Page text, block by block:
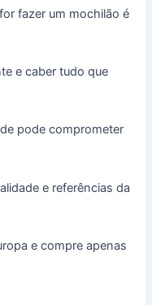
fazer um mochilão é
e caber tudo que
pode comprometer
e referências da
e compre apenas